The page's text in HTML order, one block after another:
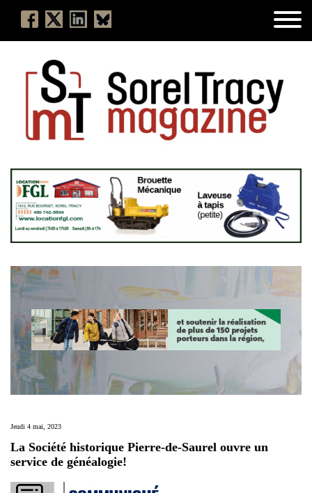
Jeudi 4 mai, 2023
La Société historique Pierre-de-Saurel ouvre un
service de généalogie!